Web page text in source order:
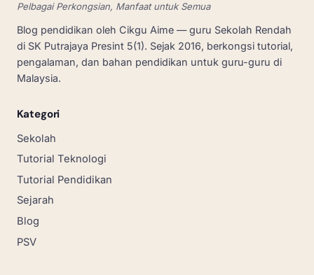
Pelbagai Perkongsian, Manfaat untuk Semua
Blog pendidikan oleh Cikgu Aime — guru Sekolah Rendah
di SK Putrajaya Presint 5(1). Sejak 2016, berkongsi tutorial,
pengalaman, dan bahan pendidikan untuk guru-guru di
Malaysia.
Kategori
Sekolah
Tutorial Teknologi
Tutorial Pendidikan
Sejarah
Blog
PSV